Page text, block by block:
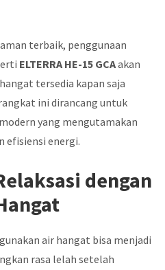
terbaik, penggunaan
ELTERRA HE-15 GCAakan
tersedia kapan saja
ini dirancang untuk
yang mengutamakan
efisiensi energi.
dengan
air hangat bisa menjadi
rasa lelah setelah